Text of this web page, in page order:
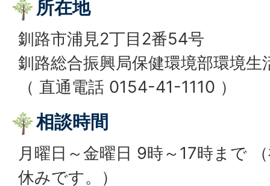
所在地
釧路市浦見2丁目2番54号
釧路総合振興局保健環境部環境生
（ 直通電話 0154-41-1110 ）
相談時間
月曜日～金曜日 9時～17時まで
休みです。）